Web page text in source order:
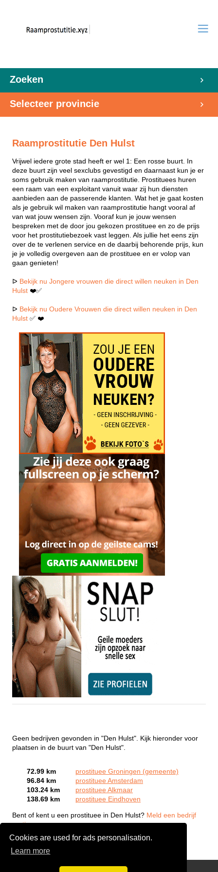
Cookies are used for ads personalisation.
Learn more
Zoeken
Selecteer provincie
Raamprostitutie Den Hulst
Vrijwel iedere grote stad heeft er wel 1: Een rosse buurt. In
deze buurt zijn veel sexclubs gevestigd en daarnaast kun je er
soms gebruik maken van raamprostitutie. Prostituees huren
een raam van een exploitant vanuit waar zij hun diensten
aanbieden aan de passerende klanten. Wat het je gaat kosten
als je gebruik wil maken van raamprostitutie hangt vooral af
van wat jouw wensen zijn. Vooraf kun je jouw wensen
bespreken met de door jou gekozen prostituee en zo de prijs
voor het prostitutiebezoek vast leggen. Als jullie het eens zijn
over de te verlenen service en de daarbij behorende prijs, kun
je je volledig overgeven aan de prostituee en er volop van
gaan genieten!
ᐅ Bekijk nu Jongere vrouwen die direct willen neuken in Den
Hulst ❤️✅
ᐅ Bekijk nu Oudere Vrouwen die direct willen neuken in Den
Hulst ✅ ❤️
Geen bedrijven gevonden in "Den Hulst". Kijk hieronder voor
plaatsen in de buurt van "Den Hulst".
72.99 km
prostituee Groningen (gemeente)
96.84 km
prostituee Amsterdam
103.24 km
prostituee Alkmaar
138.69 km
prostituee Eindhoven
Bent of kent u een prostituee in Den Hulst? Meld een bedrijf
gratis aan